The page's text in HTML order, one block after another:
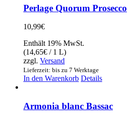
Perlage Quorum Prosecco
10,99€
Enthält 19% MwSt.
(14,65€ / 1 L)
zzgl. Versand
Lieferzeit: bis zu 7 Werktage
In den Warenkorb Details
Armonia blanc Bassac